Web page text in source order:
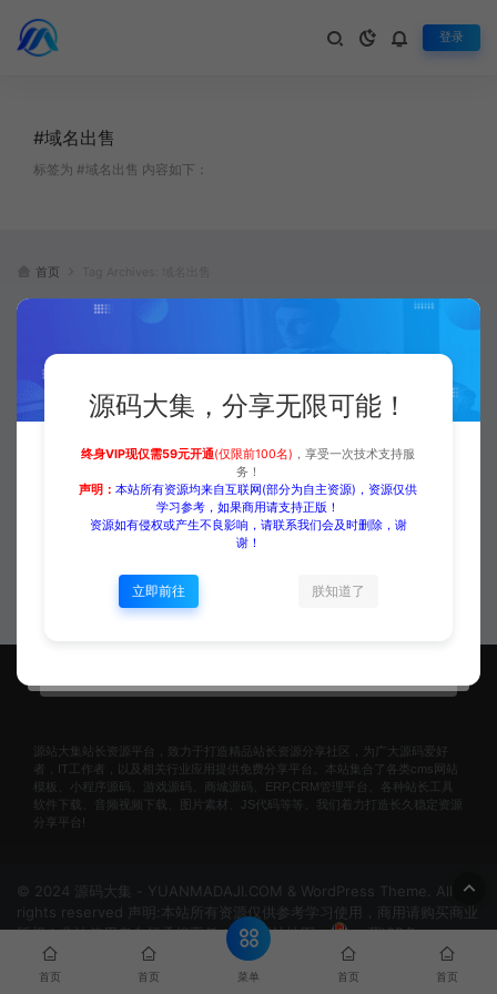
登录
#域名出售
标签为 #域名出售 内容如下：
首页
最新域名出售交易平台源码修复
源站大集站长资源平台，致力于打造精品站长资源分享社区，为广大源码爱好
者，IT工作者，以及相关行业应用提供免费分享平台。本站集合了各类cms网站
模板、小程序源码、游戏源码、商城源码、ERP,CRM管理平台、各种站长工具
软件下载、音频视频下载、图片素材、JS代码等等。我们着力打造长久稳定资源
分享平台!
© 2024 源码大集 - YUANMADAJI.COM & WordPress Theme. All
rights reserved 声明:本站所有资源仅供参考学习使用，商用请购买商业
版权！非法使用者自行承担责任！
网站地图
冀ICP备
2024074297号-1
首页 首页 菜单 首页 首页
源码大集，分享无限可能！
终身VIP现仅需59元开通(仅限前100名) ，享受一次技术支持服
务！
声明：本站所有资源均来自互联网(部分为自主资源)，资源仅供
学习参考，如果商用请支持正版！
资源如有侵权或产生不良影响，请联系我们会及时删除，谢
谢！
立即前往 朕知道了